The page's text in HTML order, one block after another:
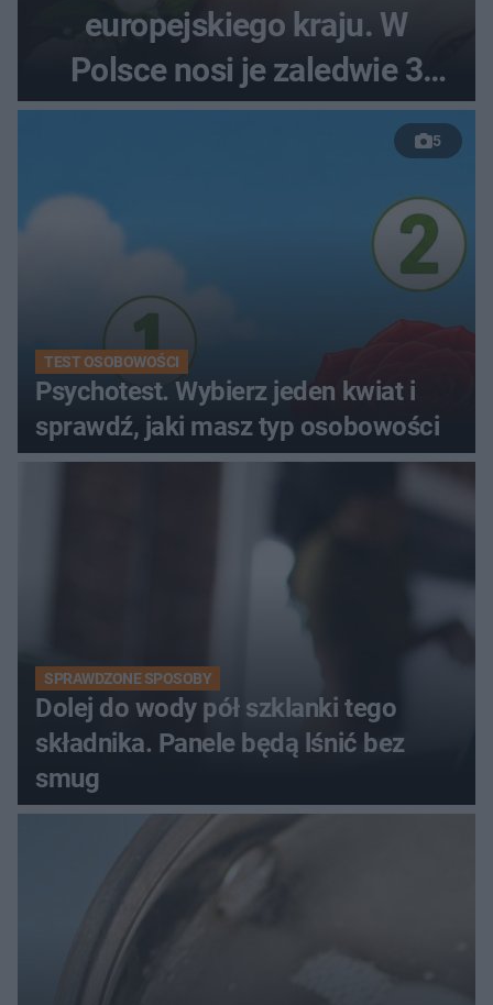
europejskiego kraju. W
Polsce nosi je zaledwie 3
kobiety
5
TEST OSOBOWOŚCI
Psychotest. Wybierz jeden kwiat i
sprawdź, jaki masz typ osobowości
SPRAWDZONE SPOSOBY
Dolej do wody pół szklanki tego
składnika. Panele będą lśnić bez
smug